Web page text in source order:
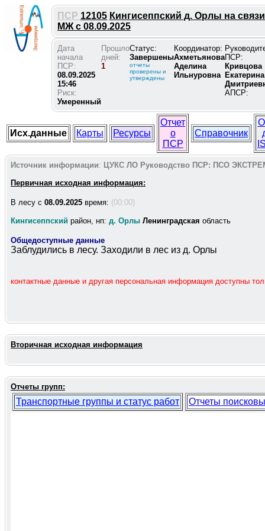
ПСР 12105 Кингисеппский д. Орлы на связи
МЖ с 08.09.2025
Дата
начала
ПСР:
08.09.2025
15:46
Риск:
Умеренный
Прошло
дней:
1
Статус:
Завершены
отчеты
проверены и
утверждены
Координатор:
Ахметьянова
Аделина
Ильнуровна
ПСР:
Кривцова
Екатерина
АПСР:
Исх.данные Карты Ресурсы
Отчет
о
ПСР
Справочник
Источник информации: ЦУКС ЛО Руководство ПСР: ПСО
Первичная исходная информация:
В лесу c 08.09.2025 время: (00:00)
Кингисеппский район, нп: д. Орлы Ленинградская область
Общедоступные данные
Заблудились в лесу. Заходили в лес из д. Орлы
контактные данные и другая персональная информация доступны
Вторичная исходная информация
Отчеты групп:
Транспортные группы и статус работ Отчеты